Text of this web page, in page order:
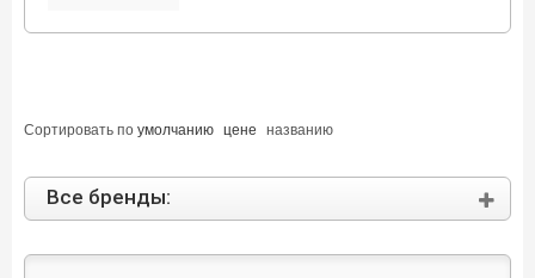
Сортировать поумолчанию цене названию
Все бренды: